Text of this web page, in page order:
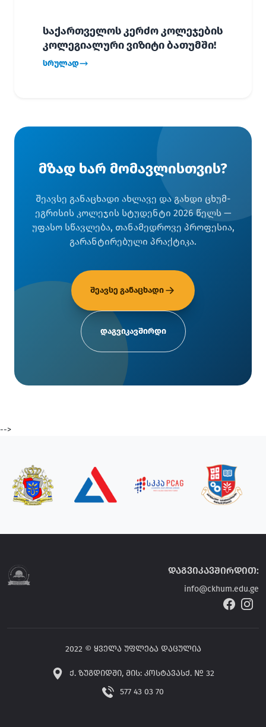
საქართველოს კერძო კოლეჯების
კოლეგიალური ვიზიტი ბათუმში!
სრულად
მზად ხარ მომავლისთვის?
შეავსე განაცხადი ახლავე და გახდი ცხუმ-
ეგრისის კოლეჯის სტუდენტი 2026 წელს —
უფასო სწავლება, თანამედროვე პროფესია,
გარანტირებული პრაქტიკა.
შეავსე განაცხადი
დაგვიკავშირდი
-->
დაგვიკავშირდით:
info@ckhum.edu.ge
2022 © ყველა უფლება დაცულია
ქ. ზუგდიდში, მის: კოსტავასქ. № 32
577 43 03 70